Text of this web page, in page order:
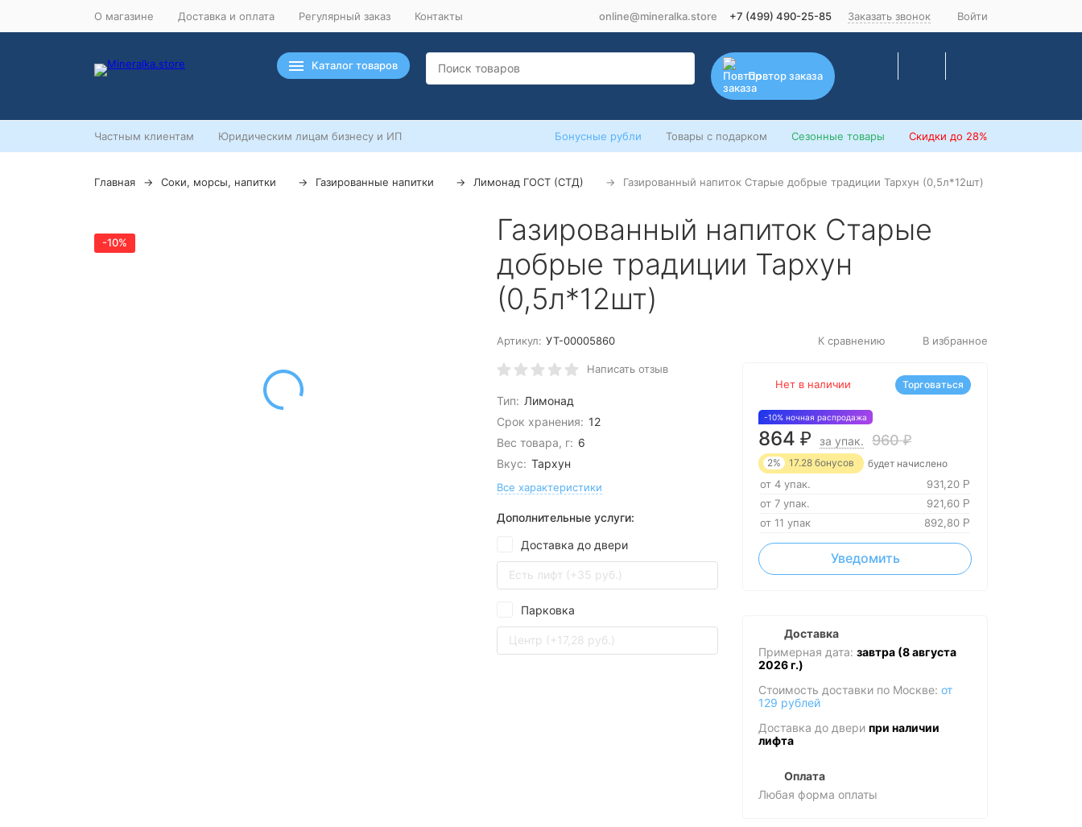
О магазине Доставка и оплата Регулярный заказ Контакты online@mineralka.store +7 (499) 490-25-85 Заказать звонок Войти
Каталог товаров
Повтор заказа
Частным клиентам Юридическим лицам бизнесу и ИП Бонусные рубли Товары с подарком Сезонные товары Скидки до 28%
Главная Соки, морсы, напитки Газированные напитки Лимонад ГОСТ (СТД) Газированный напиток Старые добрые традиции Тархун (0,5л*12шт)
-10%
Газированный напиток Старые
добрые традиции Тархун
(0,5л*12шт)
Артикул: УТ-00005860 К сравнению В избранное
Написать отзыв
Тип: Лимонад
Срок хранения: 12
Вес товара, г: 6
Вкус: Тархун
Все характеристики
Дополнительные услуги:
Доставка до двери
Есть лифт (+35 руб.)
Парковка
Центр (+17,28 руб.)
Нет в наличии
-10% ночная распродажа
864 ₽ за упак. 960₽
2% 17.28 бонусов будет начислено
от 4 упак. 931,20 Р
от 7 упак. 921,60 Р
от 11 упак 892,80 Р
Уведомить
Торговаться
Доставка
Примерная дата: завтра (8 августа
2026 г.)
Стоимость доставки по Москве: от
129 рублей
Доставка до двери при наличии
лифта
Оплата
Любая форма оплаты